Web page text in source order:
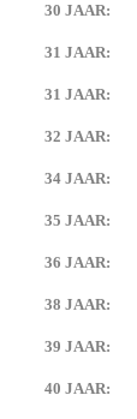
30 JAAR:
31 JAAR:
31 JAAR:
32 JAAR:
34 JAAR:
35 JAAR:
36 JAAR:
38 JAAR:
39 JAAR:
40 JAAR: